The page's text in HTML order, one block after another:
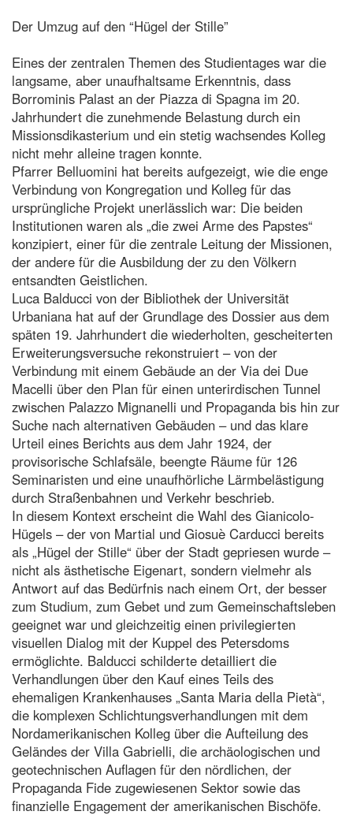
Der Umzug auf den “Hügel der Stille”
Eines der zentralen Themen des Studientages war die
langsame, aber unaufhaltsame Erkenntnis, dass
Borrominis Palast an der Piazza di Spagna im 20.
Jahrhundert die zunehmende Belastung durch ein
Missionsdikasterium und ein stetig wachsendes Kolleg
nicht mehr alleine tragen konnte.
Pfarrer Belluomini hat bereits aufgezeigt, wie die enge
Verbindung von Kongregation und Kolleg für das
ursprüngliche Projekt unerlässlich war: Die beiden
Institutionen waren als „die zwei Arme des Papstes“
konzipiert, einer für die zentrale Leitung der Missionen,
der andere für die Ausbildung der zu den Völkern
entsandten Geistlichen.
Luca Balducci von der Bibliothek der Universität
Urbaniana hat auf der Grundlage des Dossier aus dem
späten 19. Jahrhundert die wiederholten, gescheiterten
Erweiterungsversuche rekonstruiert – von der
Verbindung mit einem Gebäude an der Via dei Due
Macelli über den Plan für einen unterirdischen Tunnel
zwischen Palazzo Mignanelli und Propaganda bis hin zur
Suche nach alternativen Gebäuden – und das klare
Urteil eines Berichts aus dem Jahr 1924, der
provisorische Schlafsäle, beengte Räume für 126
Seminaristen und eine unaufhörliche Lärmbelästigung
durch Straßenbahnen und Verkehr beschrieb.
In diesem Kontext erscheint die Wahl des Gianicolo-
Hügels – der von Martial und Giosuè Carducci bereits
als „Hügel der Stille“ über der Stadt gepriesen wurde –
nicht als ästhetische Eigenart, sondern vielmehr als
Antwort auf das Bedürfnis nach einem Ort, der besser
zum Studium, zum Gebet und zum Gemeinschaftsleben
geeignet war und gleichzeitig einen privilegierten
visuellen Dialog mit der Kuppel des Petersdoms
ermöglichte. Balducci schilderte detailliert die
Verhandlungen über den Kauf eines Teils des
ehemaligen Krankenhauses „Santa Maria della Pietà“,
die komplexen Schlichtungsverhandlungen mit dem
Nordamerikanischen Kolleg über die Aufteilung des
Geländes der Villa Gabrielli, die archäologischen und
geotechnischen Auflagen für den nördlichen, der
Propaganda Fide zugewiesenen Sektor sowie das
finanzielle Engagement der amerikanischen Bischöfe.